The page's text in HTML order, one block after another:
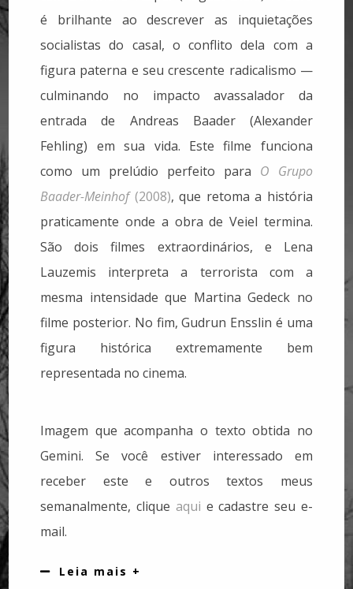
é brilhante ao descrever as inquietações
socialistas do casal, o conflito dela com a
figura paterna e seu crescente radicalismo —
culminando no impacto avassalador da
entrada de Andreas Baader (Alexander
Fehling) em sua vida. Este filme funciona
como um prelúdio perfeito para O Grupo
Baader-Meinhof(2008), que retoma a história
praticamente onde a obra de Veiel termina.
São dois filmes extraordinários, e Lena
Lauzemis interpreta a terrorista com a
mesma intensidade que Martina Gedeck no
filme posterior. No fim, Gudrun Ensslin é uma
figura histórica extremamente bem
representada no cinema.
Imagem que acompanha o texto obtida no
Gemini. Se você estiver interessado em
receber este e outros textos meus
semanalmente, clique aqui e cadastre seu e-
mail.
Leia mais +